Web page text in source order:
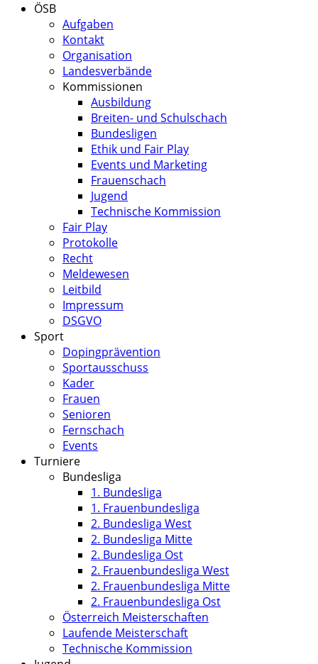
ÖSB
Aufgaben
Kontakt
Organisation
Landesverbände
Kommissionen
Ausbildung
Breiten- und Schulschach
Bundesligen
Ethik und Fair Play
Events und Marketing
Frauenschach
Jugend
Technische Kommission
Fair Play
Protokolle
Recht
Meldewesen
Leitbild
Impressum
DSGVO
Sport
Dopingprävention
Sportausschuss
Kader
Frauen
Senioren
Fernschach
Events
Turniere
Bundesliga
1. Bundesliga
1. Frauenbundesliga
2. Bundesliga West
2. Bundesliga Mitte
2. Bundesliga Ost
2. Frauenbundesliga West
2. Frauenbundesliga Mitte
2. Frauenbundesliga Ost
Österreich Meisterschaften
Laufende Meisterschaft
Technische Kommission